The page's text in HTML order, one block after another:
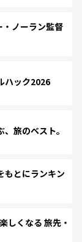
ノーラン監督
ハック2026
旅のベスト。
とにランキン
くなる 旅先・